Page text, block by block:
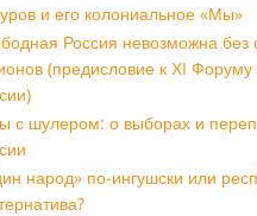
и его колониальное «Мы»
Россия невозможна без
(предисловие к ХI
с шулером: о выборах и
народ» по-ингушски или